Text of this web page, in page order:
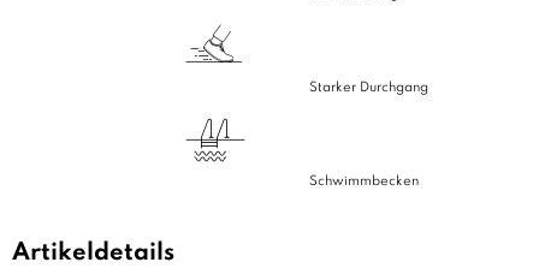
Starker Durchgang
Schwimmbecken
Artikeldetails